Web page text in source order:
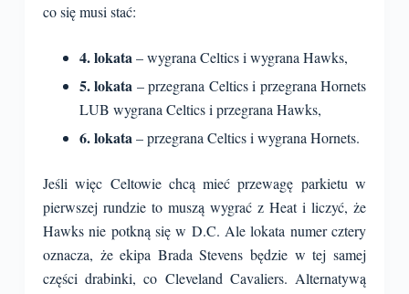
co się musi stać:
4. lokata– wygrana Celtics i wygrana Hawks,
5. lokata – przegrana Celtics i przegrana Hornets
LUB wygrana Celtics i przegrana Hawks,
6. lokata – przegrana Celtics i wygrana Hornets.
Jeśli więc Celtowie chcą mieć przewagę parkietu w
pierwszej rundzie to muszą wygrać z Heat i liczyć, że
Hawks nie potkną się w D.C. Ale lokata numer cztery
oznacza, że ekipa Brada Stevens będzie w tej samej
części drabinki, co Cleveland Cavaliers. Alternatywą